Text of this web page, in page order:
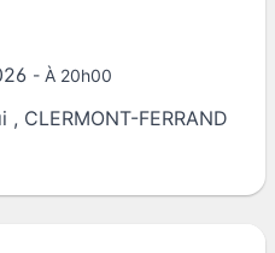
- À 20h00
, CLERMONT-FERRAND